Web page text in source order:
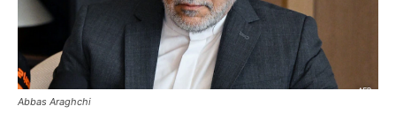
Abbas Araghchi